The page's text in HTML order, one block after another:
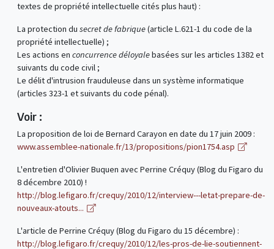
textes de propriété intellectuelle cités plus haut) :
La protection du secret de fabrique(article L.621-1 du code de la
propriété intellectuelle) ;
Les actions en concurrence déloyalebasées sur les articles 1382 et
suivants du code civil ;
Le délit d'intrusion frauduleuse dans un système informatique
(articles 323-1 et suivants du code pénal).
Voir :
La proposition de loi de Bernard Carayon en date du 17 juin 2009 :
www.assemblee-nationale.fr/13/propositions/pion1754.asp
L'entretien d'Olivier Buquen avec Perrine Créquy (Blog du Figaro du
8 décembre 2010) !
http://blog.lefigaro.fr/crequy/2010/12/interview---letat-prepare-de-
nouveaux-atouts...
L'article de Perrine Créquy (Blog du Figaro du 15 décembre) :
http://blog.lefigaro.fr/crequy/2010/12/les-pros-de-lie-soutiennent-